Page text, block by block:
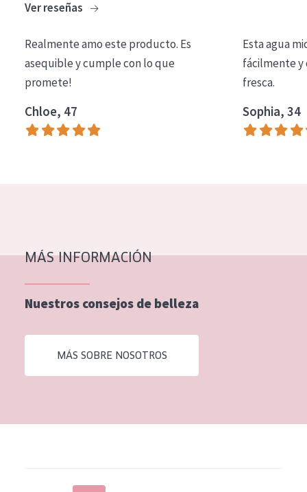
COLECCIÓN
Essentials
Lift+
Expert
TIPO DE PIEL
Piel expuesta al sol
Piel menopáusica
Todas las edades
Edad: de 35 a 55
Ver reseñas
Realmente amo este producto. Es
asequible y cumple con lo que
promete!
Chloe, 47
Esta agua
fácilmente y
fresca.
Sophia, 34
MÁS INFORMACIÓN
Nuestros consejos de belleza
MÁS SOBRE NOSOTROS